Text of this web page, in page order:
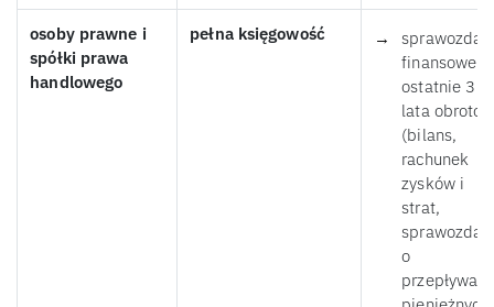
osoby prawne i
spółki prawa
handlowego
pełna księgowość
finansowe
ostatnie 3
lata
(bilans,
rachunek
zysków i
strat,
o
przepływach